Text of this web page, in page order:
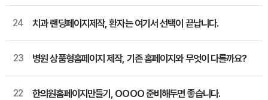
24 치과 랜딩페이지제작, 환자는 여기서 선택이 끝납니다.
23 병원 상품형홈페이지 제작, 기존 홈페이지와 무엇이 다를까요?
22 한의원홈페이지만들기, OOOO 준비해두면 좋습니다.